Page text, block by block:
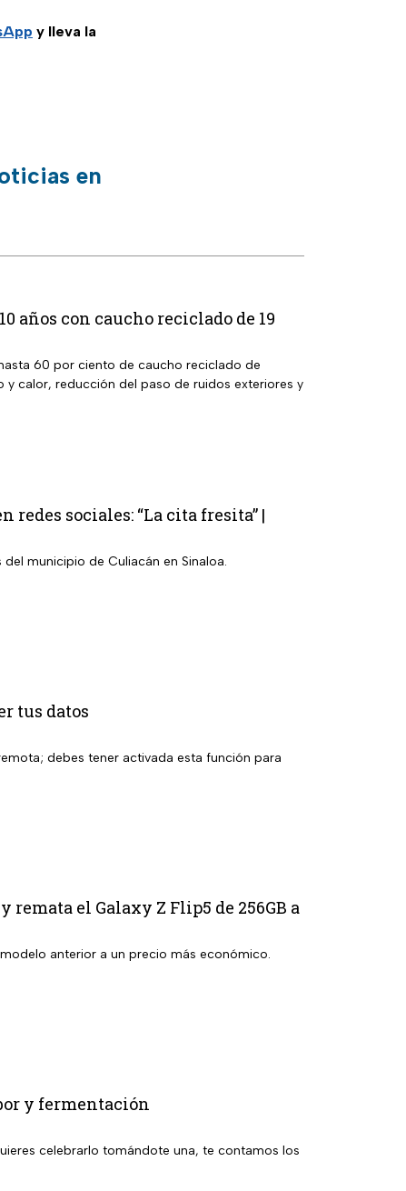
y lleva la
en
años con caucho reciclado de 19
60 por ciento de caucho reciclado de
y calor, reducción del paso de ruidos exteriores y
sociales: “La cita fresita” |
municipio de Culiacán en Sinaloa.
tus datos
debes tener activada esta función para
el Galaxy Z Flip5 de 256GB a
anterior a un precio más económico.
y fermentación
celebrarlo tomándote una, te contamos los